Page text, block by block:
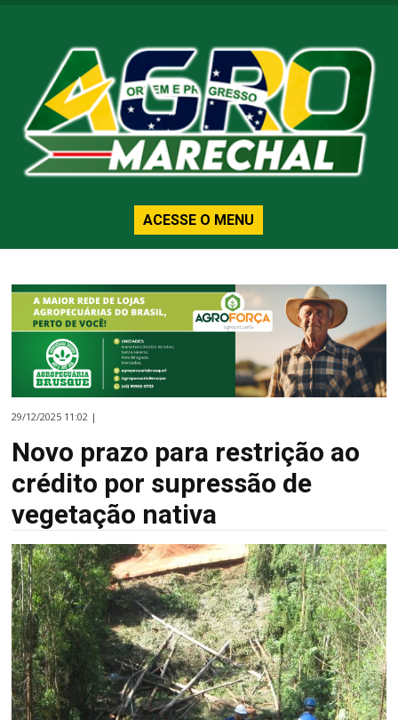
ACESSE O MENU
29/12/2025 11:02 |
Novo prazo para restrição ao
crédito por supressão de
vegetação nativa